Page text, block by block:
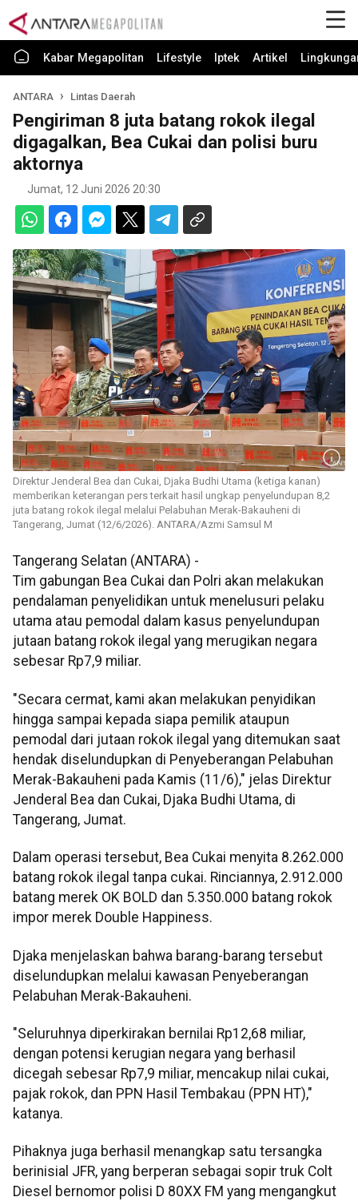
Kabar Megapolitan Lifestyle Iptek Artikel
ANTARA Lintas Daerah
Pengiriman 8 juta batang rokok ilegal
digagalkan, Bea Cukai dan polisi buru
aktornya
Jumat, 12 Juni 2026 20:30
Direktur Jenderal Bea dan Cukai, Djaka Budhi Utama (ketiga kanan)
memberikan keterangan pers terkait hasil ungkap penyelundupan 8,2
juta batang rokok ilegal melalui Pelabuhan Merak-Bakauheni di
Tangerang, Jumat (12/6/2026). ANTARA/Azmi Samsul M
Tangerang Selatan (ANTARA) -
Tim gabungan Bea Cukai dan Polri akan melakukan
pendalaman penyelidikan untuk menelusuri pelaku
utama atau pemodal dalam kasus penyelundupan
jutaan batang rokok ilegal yang merugikan negara
sebesar Rp7,9 miliar.
"Secara cermat, kami akan melakukan penyidikan
hingga sampai kepada siapa pemilik ataupun
pemodal dari jutaan rokok ilegal yang ditemukan saat
hendak diselundupkan di Penyeberangan Pelabuhan
Merak-Bakauheni pada Kamis (11/6)," jelas Direktur
Jenderal Bea dan Cukai, Djaka Budhi Utama, di
Tangerang, Jumat.
Dalam operasi tersebut, Bea Cukai menyita 8.262.000
batang rokok ilegal tanpa cukai. Rinciannya, 2.912.000
batang merek OK BOLD dan 5.350.000 batang rokok
impor merek Double Happiness.
Djaka menjelaskan bahwa barang-barang tersebut
diselundupkan melalui kawasan Penyeberangan
Pelabuhan Merak-Bakauheni.
"Seluruhnya diperkirakan bernilai Rp12,68 miliar,
dengan potensi kerugian negara yang berhasil
dicegah sebesar Rp7,9 miliar, mencakup nilai cukai,
pajak rokok, dan PPN Hasil Tembakau (PPN HT),"
katanya.
Pihaknya juga berhasil menangkap satu tersangka
berinisial JFR, yang berperan sebagai sopir truk Colt
Diesel bernomor polisi D 80XX FM yang mengangkut